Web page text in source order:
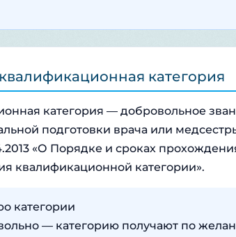
категория
категория — добровольное
подготовки врача или
«О Порядке и сроках
квалификационной категории».
категории
— категорию получают по